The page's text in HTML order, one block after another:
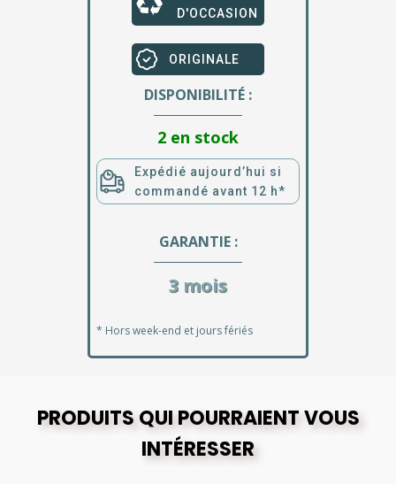
D'OCCASION
ORIGINALE
DISPONIBILITÉ :
2 en stock
Expédié aujourd’hui si
commandé avant 12 h*
GARANTIE :
3 mois
* Hors week-end et jours fériés
PRODUITS QUI POURRAIENT VOUS
INTÉRESSER